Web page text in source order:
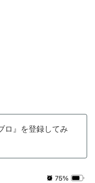
ロ』を登録してみ